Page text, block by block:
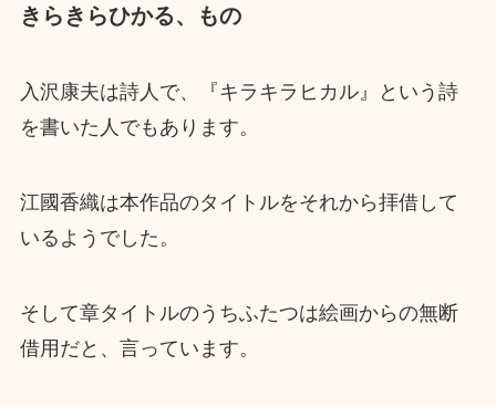
きらきらひかる、もの
入沢康夫は詩人で、『キラキラヒカル』という詩
を書いた人でもあります。
江國香織は本作品のタイトルをそれから拝借して
いるようでした。
そして章タイトルのうちふたつは絵画からの無断
借用だと、言っています。